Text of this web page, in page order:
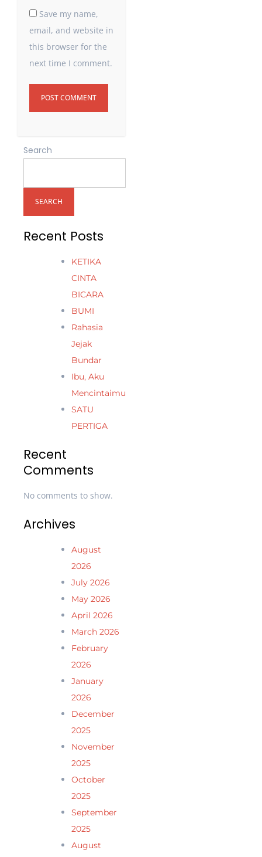
Save my name,
email, and website in
this browser for the
next time I comment.
Search
SEARCH
Recent Posts
KETIKA
CINTA
BICARA
BUMI
Rahasia
Jejak
Bundar
Ibu, Aku
Mencintaimu
SATU
PERTIGA
Recent
Comments
No comments to show.
Archives
August
2026
July 2026
May 2026
April 2026
March 2026
February
2026
January
2026
December
2025
November
2025
October
2025
September
2025
August